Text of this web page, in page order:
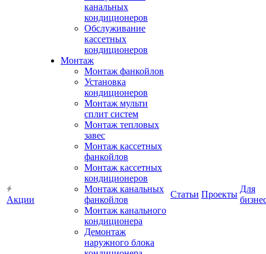
Акции
канальных
кондиционеров
Обслуживание
кассетных
кондиционеров
Монтаж
Монтаж фанкойлов
Установка
кондиционеров
Монтаж мульти
сплит систем
Монтаж тепловых
завес
Монтаж кассетных
фанкойлов
Монтаж кассетных
кондиционеров
Монтаж канальных
фанкойлов
Монтаж канального
кондиционера
Демонтаж
наружного блока
Статьи Проекты
Для